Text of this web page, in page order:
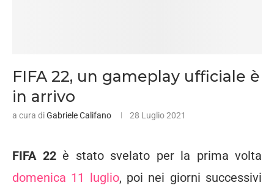
FIFA 22, un gameplay ufficiale è
in arrivo
a cura diGabriele Califano 28 Luglio 2021
FIFA 22è stato svelato per la prima volta
domenica 11 luglio, poi nei giorni successivi